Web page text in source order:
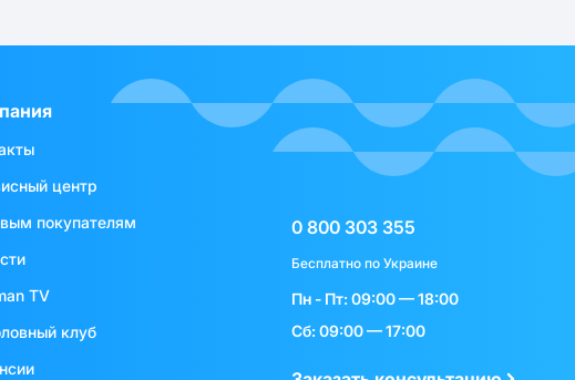
центр
покупателям
TV
клуб
0 800 303 355
Бесплатно по Украине
Пн - Пт: 09:00 — 18:00
Сб: 09:00 — 17:00